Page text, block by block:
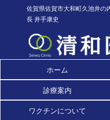
佐賀県佐賀市大和町久池井の
長 井手康史
ホーム
診療案内
ワクチンについて